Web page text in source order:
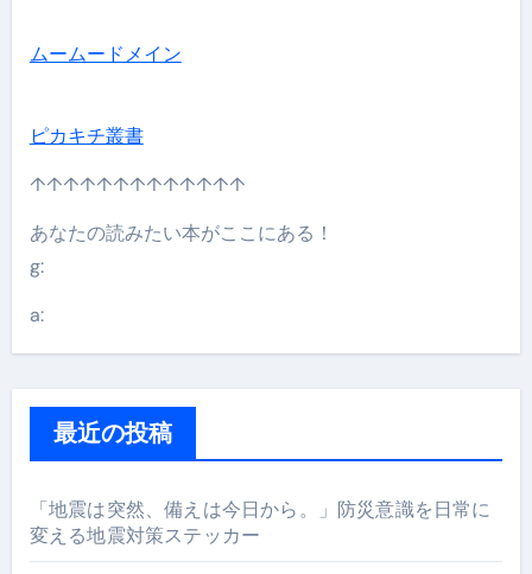
ムームードメイン
ピカキチ叢書
↑↑↑↑↑↑↑↑↑↑↑↑↑
あなたの読みたい本がここにある！
g:
a:
最近の投稿
「地震は突然、備えは今日から。」防災意識を日常に
変える地震対策ステッカー